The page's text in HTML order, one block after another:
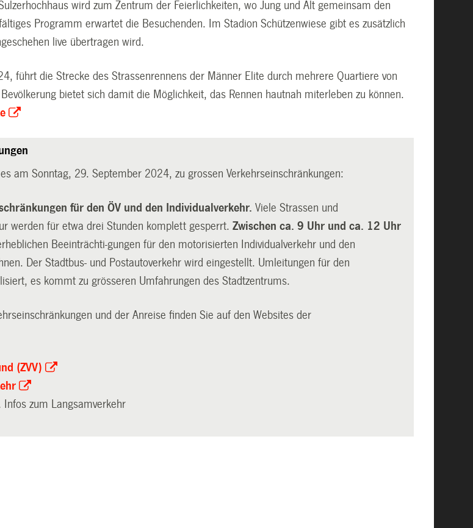
wird zum Zentrum der Feierlichkeiten, wo Jung und Alt gemeinsam den
Programm erwartet die Besuchenden. Im Stadion Schützenwiese gibt es zusätzlich
live übertragen wird.
führt die Strecke des Strassenrennens der Männer Elite durch mehrere Quartiere von
bietet sich damit die Möglichkeit, das Rennen hautnah miterleben zu können.
am Sonntag, 29. September 2024, zu grossen Verkehrseinschränkungen:
für den ÖV und den Individualverkehr.Viele Strassen und
werden für etwa drei Stunden komplett gesperrt.Zwischen ca. 9 Uhr und ca. 12 Uhr
Beeinträchti-gungen für den motorisierten Individualverkehr und den
Der Stadtbus- und Postautoverkehr wird eingestellt. Umleitungen für den
es kommt zu grösseren Umfahrungen des Stadtzentrums.
und der Anreise finden Sie auf den Websites der
(ZVV)
Infos zum Langsamverkehr